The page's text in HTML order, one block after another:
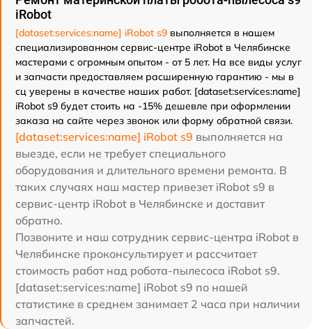
iRobot
[dataset:services:name] iRobot s9 выполняется в нашем
специализированном сервис-центре iRobot в Челябинске
мастерами с огромным опытом - от 5 лет. На все виды услуг
и запчасти предоставляем расширенную гарантию - мы в
сц уверены в качестве наших работ. [dataset:services:name]
iRobot s9 будет стоить на -15% дешевле при оформлении
заказа на сайте через звонок или форму обратной связи.
[dataset:services:name] iRobot s9 выполняется на
выезде, если не требует специального
оборудования и длительного времени ремонта. В
таких случаях наш мастер привезет iRobot s9 в
сервис-центр iRobot в Челябинске и доставит
обратно.
Позвоните и наш сотрудник сервис-центра iRobot в
Челябинске проконсультирует и рассчитает
стоимость работ над робота-пылесоса iRobot s9.
[dataset:services:name] iRobot s9 по нашей
статистике в среднем занимает 2 часа при наличии
запчастей.